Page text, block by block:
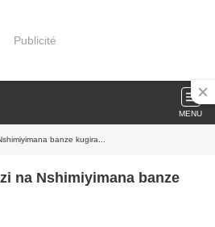
Publicité
MENU
banze kugira...
na Nshimiyimana banze